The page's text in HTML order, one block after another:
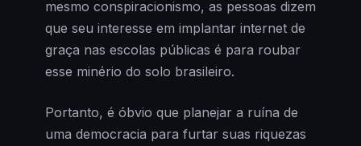
mesmo conspiracionismo, as pessoas dizem
que seu interesse em implantar internet de
graça nas escolas públicas é para roubar
esse minério do solo brasileiro.
Portanto, é óbvio que planejar a ruína de
uma democracia para furtar suas riquezas